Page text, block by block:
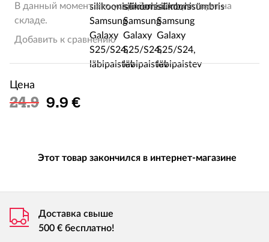
В данный момент это устройство отсутствует на
складе.
Добавить к сравнению
Цена
24.9 Льготная цена
9.9 €
Этот товар закончился в интернет-магазине
Доставка свыше
500 € бесплатно!